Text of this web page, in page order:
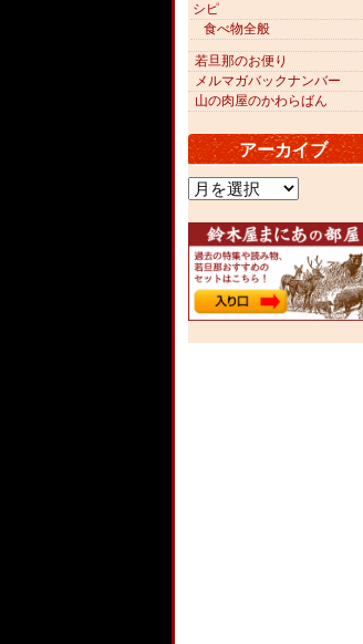
シピ
食べ物全般
若旦那のお便り
メルマガバックナンバー
山の肉屋のかわらばん
アーカイブ
ア
ー
カ
イ
ブ